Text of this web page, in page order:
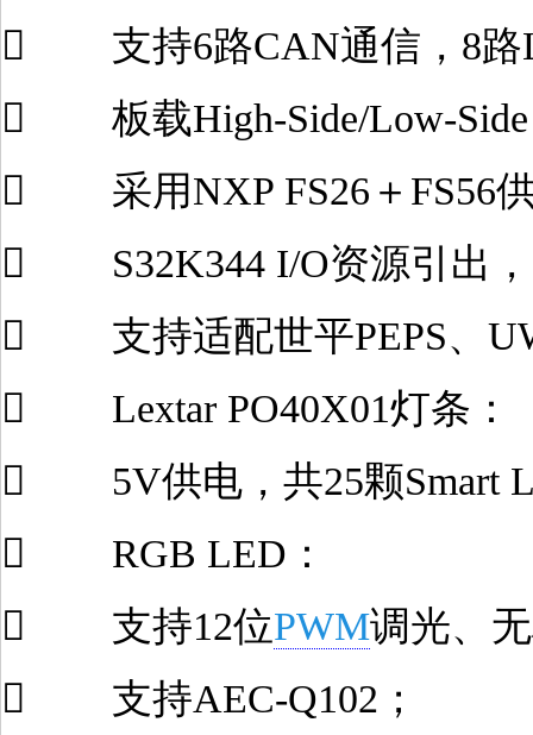
 支持6路CAN通信，8路
 板载High-Side/Low-Side
 采用NXP FS26＋FS56
 S32K344 I/O资源引出，
 支持适配世平PEPS、
 Lextar PO40X01灯条：
 5V供电，共25颗Smart
 RGB LED：
 支持12位PWM调光、
 支持AEC-Q102；